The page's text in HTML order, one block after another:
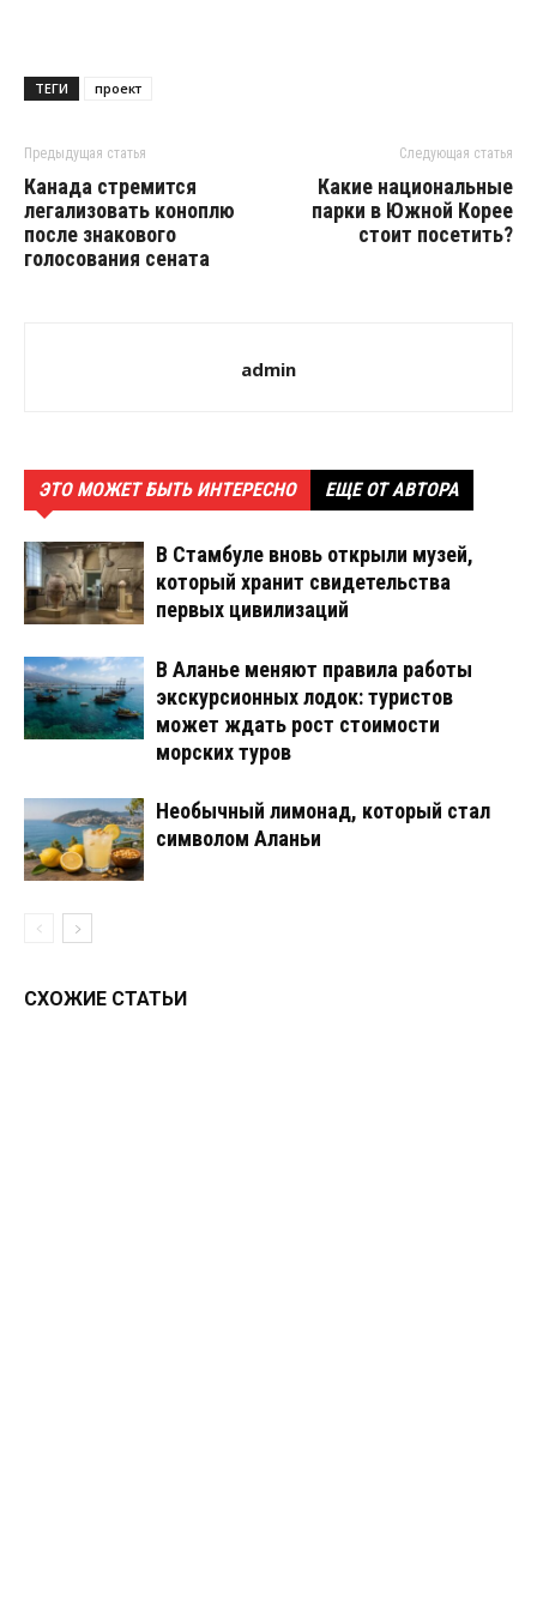
ТЕГИ проект
Предыдущая статья
Канада стремится
легализовать коноплю
после знакового
голосования сената
Следующая статья
Какие национальные
парки в Южной Корее
стоит посетить?
admin
ЭТО МОЖЕТ БЫТЬ ИНТЕРЕСНО ЕЩЕ ОТ АВТОРА
В Стамбуле вновь открыли музей,
который хранит свидетельства
первых цивилизаций
В Аланье меняют правила работы
экскурсионных лодок: туристов
может ждать рост стоимости
морских туров
Необычный лимонад, который стал
символом Аланьи
СХОЖИЕ СТАТЬИ